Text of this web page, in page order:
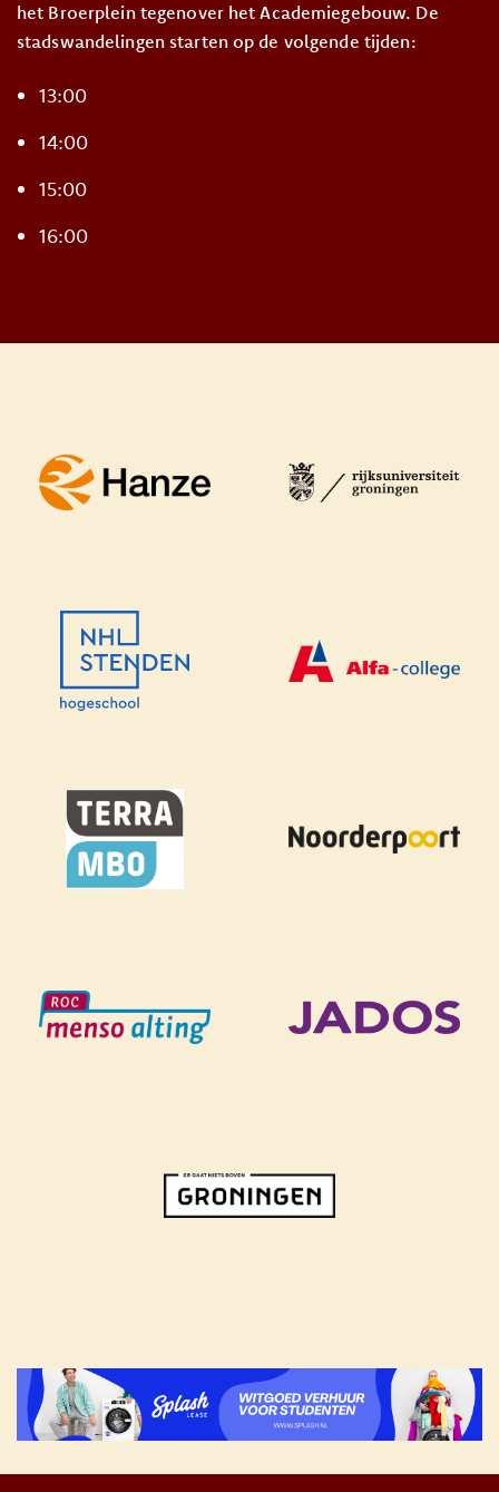
het Broerplein tegenover het Academiegebouw. De
stadswandelingen starten op de volgende tijden:
13:00
14:00
15:00
16:00